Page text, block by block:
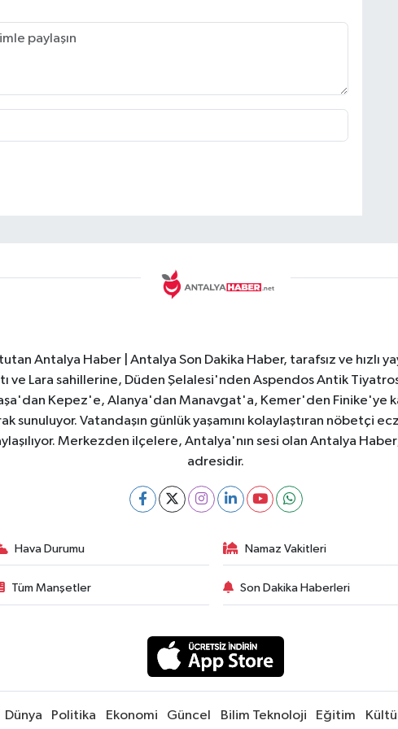
Antalya Haber | Antalya Son Dakika Haber, tarafsız ve hızlı
ve Lara sahillerine, Düden Şelalesi'nden Aspendos Antik
Kepez'e, Alanya'dan Manavgat'a, Kemer'den Finike'ye
sunuluyor. Vatandaşın günlük yaşamını kolaylaştıran nöbetçi
Merkezden ilçelere, Antalya'nın sesi olan Antalya
adresidir.
Hava Durumu Namaz Vakitleri
Tüm Manşetler Son Dakika Haberleri
Dünya Politika Ekonomi Güncel Bilim Teknoloji Eğitim